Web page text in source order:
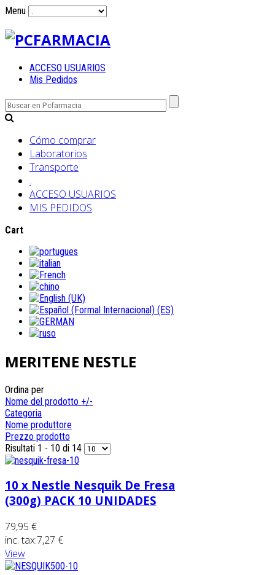
Menu
ACCESO USUARIOS
Mis Pedidos
Cómo comprar
Laboratorios
Transporte
.
ACCESO USUARIOS
MIS PEDIDOS
Cart
MERITENE NESTLE
Ordina per
Nome del prodotto +/-
Categoria
Nome produttore
Prezzo prodotto
Risultati 1 - 10 di 14
10 x Nestle Nesquik De Fresa
(300g) PACK 10 UNIDADES
79,95 €
inc. tax:7,27 €
View